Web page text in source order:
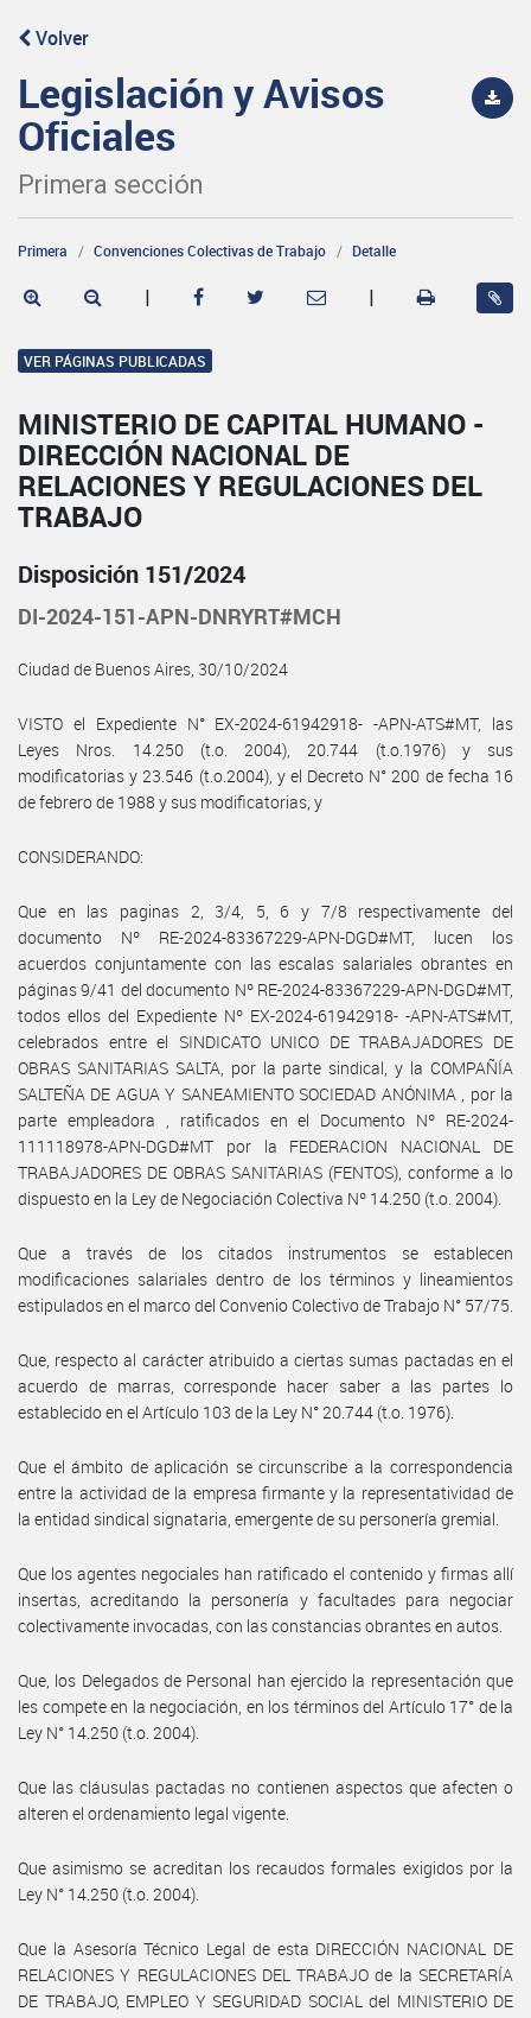
Volver
Legislación y Avisos
Oficiales
Primera sección
Primera Convenciones Colectivas de Trabajo Detalle
| |
VER PÁGINAS PUBLICADAS
MINISTERIO DE CAPITAL HUMANO -
DIRECCIÓN NACIONAL DE
RELACIONES Y REGULACIONES DEL
TRABAJO
Disposición 151/2024
DI-2024-151-APN-DNRYRT#MCH
Ciudad de Buenos Aires, 30/10/2024
VISTO el Expediente N° EX-2024-61942918- -APN-ATS#MT, las
Leyes Nros. 14.250 (t.o. 2004), 20.744 (t.o.1976) y sus
modificatorias y 23.546 (t.o.2004), y el Decreto N° 200 de fecha 16
de febrero de 1988 y sus modificatorias, y
CONSIDERANDO:
Que en las paginas 2, 3/4, 5, 6 y 7/8 respectivamente del
documento Nº RE-2024-83367229-APN-DGD#MT, lucen los
acuerdos conjuntamente con las escalas salariales obrantes en
páginas 9/41 del documento Nº RE-2024-83367229-APN-DGD#MT,
todos ellos del Expediente Nº EX-2024-61942918- -APN-ATS#MT,
celebrados entre el SINDICATO UNICO DE TRABAJADORES DE
OBRAS SANITARIAS SALTA, por la parte sindical, y la COMPAÑÍA
SALTEÑA DE AGUA Y SANEAMIENTO SOCIEDAD ANÓNIMA , por la
parte empleadora , ratificados en el Documento Nº RE-2024-
111118978-APN-DGD#MT por la FEDERACION NACIONAL DE
TRABAJADORES DE OBRAS SANITARIAS (FENTOS), conforme a lo
dispuesto en la Ley de Negociación Colectiva Nº 14.250 (t.o. 2004).
Que a través de los citados instrumentos se establecen
modificaciones salariales dentro de los términos y lineamientos
estipulados en el marco del Convenio Colectivo de Trabajo N° 57/75.
Que, respecto al carácter atribuido a ciertas sumas pactadas en el
acuerdo de marras, corresponde hacer saber a las partes lo
establecido en el Artículo 103 de la Ley N° 20.744 (t.o. 1976).
Que el ámbito de aplicación se circunscribe a la correspondencia
entre la actividad de la empresa firmante y la representatividad de
la entidad sindical signataria, emergente de su personería gremial.
Que los agentes negociales han ratificado el contenido y firmas allí
insertas, acreditando la personería y facultades para negociar
colectivamente invocadas, con las constancias obrantes en autos.
Que, los Delegados de Personal han ejercido la representación que
les compete en la negociación, en los términos del Artículo 17° de la
Ley N° 14.250 (t.o. 2004).
Que las cláusulas pactadas no contienen aspectos que afecten o
alteren el ordenamiento legal vigente.
Que asimismo se acreditan los recaudos formales exigidos por la
Ley N° 14.250 (t.o. 2004).
Que la Asesoría Técnico Legal de esta DIRECCIÓN NACIONAL DE
RELACIONES Y REGULACIONES DEL TRABAJO de la SECRETARÍA
DE TRABAJO, EMPLEO Y SEGURIDAD SOCIAL del MINISTERIO DE